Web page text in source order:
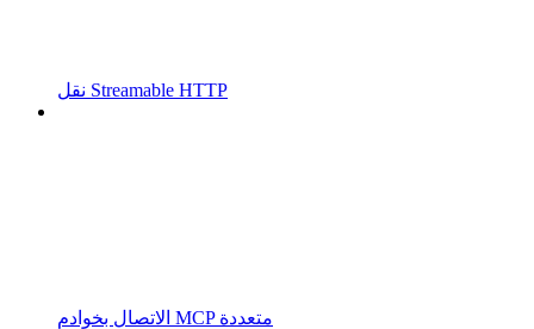
نقل Streamable HTTP
الاتصال بخوادم MCP متعددة